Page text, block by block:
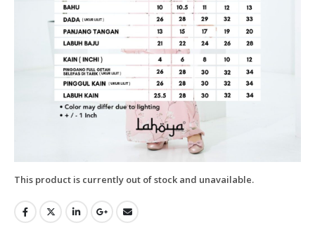
This product is currently out of stock and unavailable.